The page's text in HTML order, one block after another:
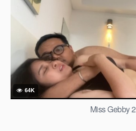
64K
Miss Gebby 2